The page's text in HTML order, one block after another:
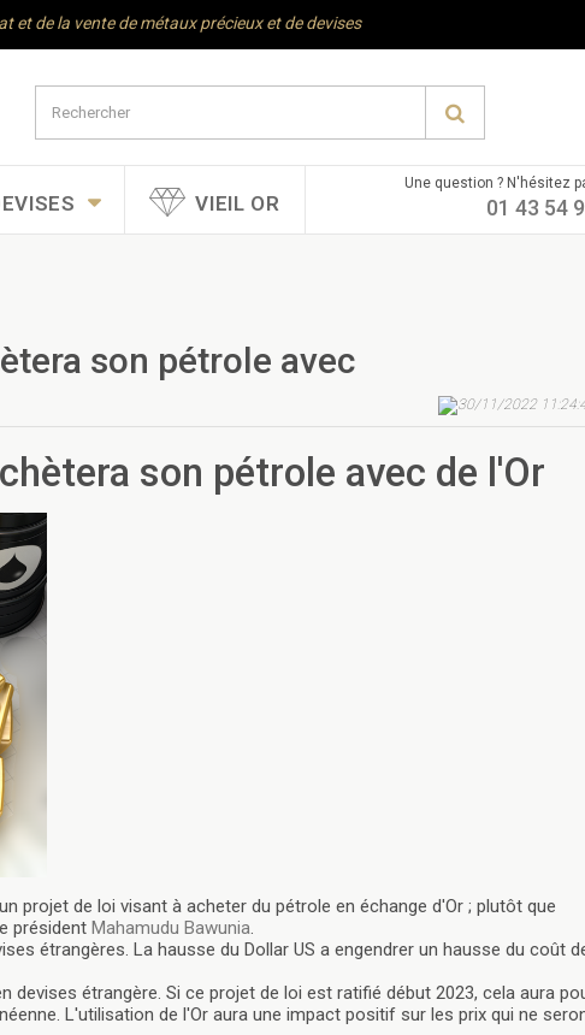
et de la vente de métaux précieux et de devises
VIEIL OR
Une question ? N'hésitez
01 43 54
son pétrole avec
30/11/2022
son pétrole avec de l'Or
projet de loi visant à acheter du pétrole en échange d'Or ; plutôt que
président Mahamudu Bawunia.
étrangères. La hausse du Dollar US a engendrer un hausse du coût
devises étrangère. Si ce projet de loi est ratifié début 2023, cela aura
L'utilisation de l'Or aura une impact positif sur les prix qui ne